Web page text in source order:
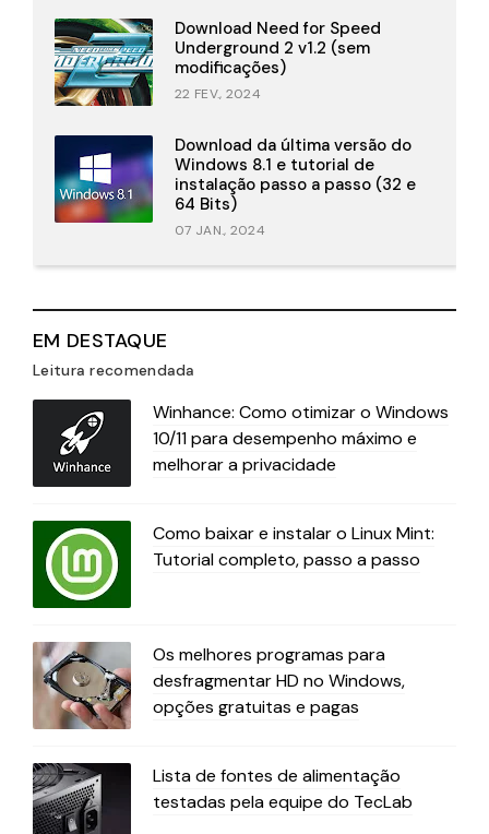
Download Need for Speed
Underground 2 v1.2 (sem
modificações)
22 FEV., 2024
Download da última versão do
Windows 8.1 e tutorial de
instalação passo a passo (32 e
64 Bits)
07 JAN., 2024
EM DESTAQUE
Leitura recomendada
Winhance: Como otimizar o Windows
10/11 para desempenho máximo e
melhorar a privacidade
Como baixar e instalar o Linux Mint:
Tutorial completo, passo a passo
Os melhores programas para
desfragmentar HD no Windows,
opções gratuitas e pagas
Lista de fontes de alimentação
testadas pela equipe do TecLab